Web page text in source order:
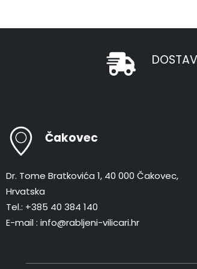
Čakovec
Dr. Tome Bratkovića 1, 40 000 Čakovec,
Hrvatska
Tel.: +385 40 384 140
E-mail : info@rabljeni-vilicari.hr